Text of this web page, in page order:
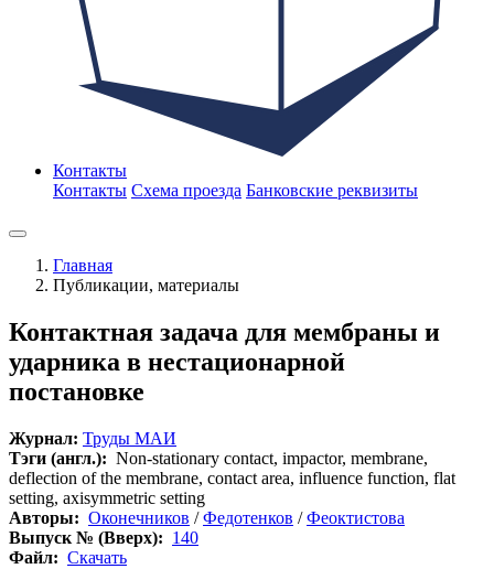
Контакты
Контакты Схема проезда Банковские реквизиты
Главная
Публикации, материалы
Контактная задача для мембраны и
ударника в нестационарной
постановке
Журнал: Труды МАИ
Тэги (англ.): Non-stationary contact, impactor, membrane,
deflection of the membrane, contact area, influence function, flat
setting, axisymmetric setting
Авторы: Оконечников /Федотенков /Феоктистова
Выпуск № (Вверх): 140
Файл: Скачать